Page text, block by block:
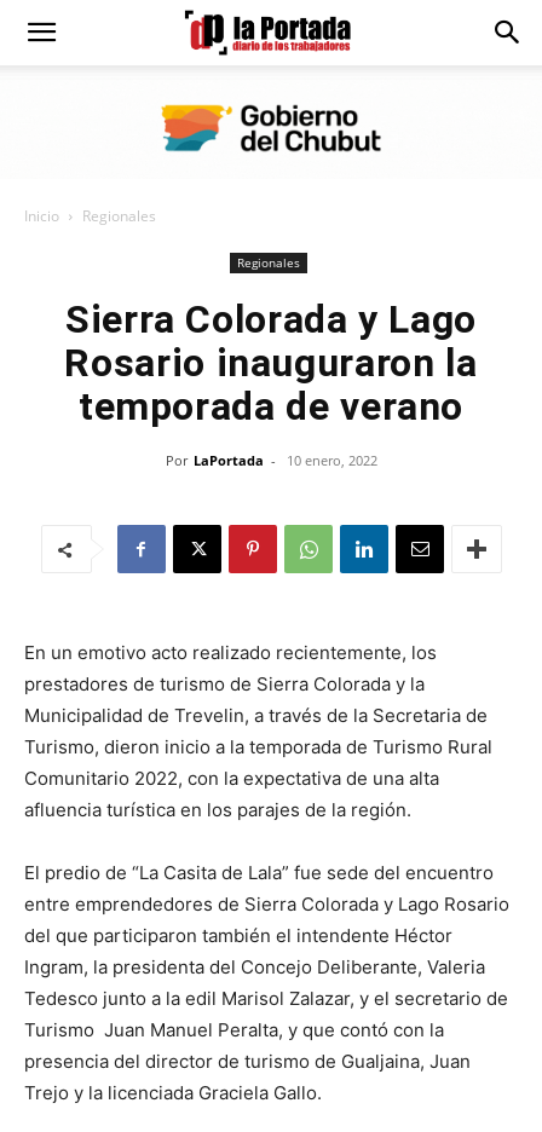
Diario
Inicio Regionales
Regionales
Sierra Colorada y Lago
Rosario inauguraron la
temporada de verano
Por LaPortada - 10 enero, 2022
En un emotivo acto realizado recientemente, los
prestadores de turismo de Sierra Colorada y la
Municipalidad de Trevelin, a través de la Secretaria de
Turismo, dieron inicio a la temporada de Turismo Rural
Comunitario 2022, con la expectativa de una alta
afluencia turística en los parajes de la región.
El predio de “La Casita de Lala” fue sede del encuentro
entre emprendedores de Sierra Colorada y Lago Rosario
del que participaron también el intendente Héctor
Ingram, la presidenta del Concejo Deliberante, Valeria
Tedesco junto a la edil Marisol Zalazar, y el secretario de
Turismo Juan Manuel Peralta, y que contó con la
presencia del director de turismo de Gualjaina, Juan
Trejo y la licenciada Graciela Gallo.